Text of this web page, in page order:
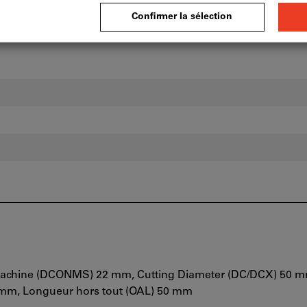
(DCONMS) 22 mm, Cutting Diameter (DC/DCX) 50
Longueur hors tout (OAL) 50 mm